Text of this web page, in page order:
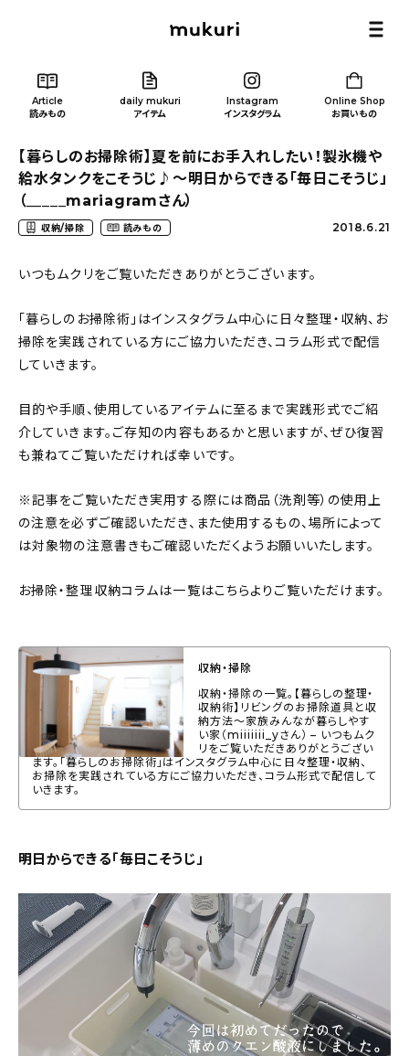
Article
読みもの
daily mukuri
アイテム
Instagram
インスタグラム
Online Shop
お買いもの
新着記事
おすすめの記事
インテリア
暮らし
daily mukuri/ アイテム
カテゴリー一覧
おすすめの記事
インテリア
キッチン
【暮らしのお掃除術】夏を前にお手入れしたい！製氷機や
給水タンクをこそうじ♪〜明日からできる「毎日こそうじ」
（_____mariagramさん）
収納/掃除 読みもの 2018.6.21
いつもムクリをご覧いただきありがとうございます。
「暮らしのお掃除術」はインスタグラム中心に日々整理・収納、お
掃除を実践されている方にご協力いただき、コラム形式で配信
していきます。
目的や手順、使用しているアイテムに至るまで実践形式でご紹
介していきます。ご存知の内容もあるかと思いますが、ぜひ復習
も兼ねてご覧いただければ幸いです。
※記事をご覧いただき実用する際には商品（洗剤等）の使用上
の注意を必ずご確認いただき、また使用するもの、場所によって
は対象物の注意書きもご確認いただくようお願いいたします。
お掃除・整理収納コラムは一覧はこちらよりご覧いただけます。
収納・掃除
収納・掃除の一覧。【暮らしの整理・
収納術】リビングのお掃除道具と収
納方法〜家族みんなが暮らしやす
い家（miiiiiii_yさん） – いつもムク
リをご覧いただきありがとうござい
ます。「暮らしのお掃除術」はインスタグラム中心に日々整理・収納、
お掃除を実践されている方にご協力いただき、コラム形式で配信して
いきます。
明日からできる「毎日こそうじ」